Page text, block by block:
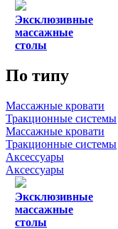
Эксклюзивные
массажные
столы
По типу
Массажные кровати
Тракционные системы
Массажные кровати
Тракционные системы
Аксессуары
Аксессуары
Эксклюзивные
массажные
столы